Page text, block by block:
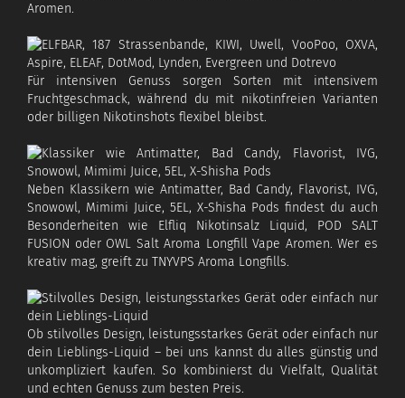
Aromen.
Für intensiven Genuss sorgen Sorten mit intensivem
Fruchtgeschmack, während du mit nikotinfreien Varianten
oder billigen Nikotinshots flexibel bleibst.
Neben Klassikern wie Antimatter, Bad Candy, Flavorist, IVG,
Snowowl, Mimimi Juice, 5EL, X-Shisha Pods findest du auch
Besonderheiten wie Elfliq Nikotinsalz Liquid, POD SALT
FUSION oder OWL Salt Aroma Longfill Vape Aromen. Wer es
kreativ mag, greift zu TNYVPS Aroma Longfills.
Ob stilvolles Design, leistungsstarkes Gerät oder einfach nur
dein Lieblings-Liquid – bei uns kannst du alles günstig und
unkompliziert kaufen. So kombinierst du Vielfalt, Qualität
und echten Genuss zum besten Preis.